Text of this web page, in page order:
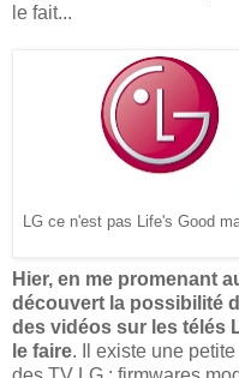
le fait...
LG ce n'est pas Life's Good
Hier, en me promenant
découvert la possibilité
des vidéos sur les télés
le faire. Il existe une